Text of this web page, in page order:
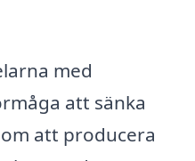
med
att sänka
att producera